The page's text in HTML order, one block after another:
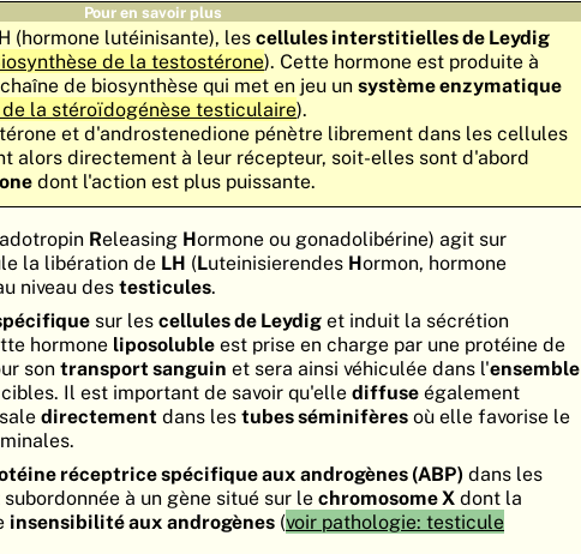
Pour en savoir plus
(hormone lutéinisante), lescellules interstitielles de Leydig
de la testostérone). Cette hormone est produite à
de biosynthèse qui met en jeu unsystème enzymatique
de la stéroïdogénèse testiculaire).
et d'androstenedione pénètre librement dans les cellules
alors directement à leur récepteur, soit-elles sont d'abord
dont l'action est plus puissante.
Releasing Hormone ou gonadolibérine) agit sur
la libération de LH (Luteinisierendes Hormon, hormone
niveau des testicules.
sur les cellules de Leydig et induit la sécrétion
hormone liposoluble est prise en charge par une protéine de
son transport sanguin et sera ainsi véhiculée dans l'ensemble
Il est important de savoir qu'elle diffuse également
directement dans les tubes séminifères où elle favorise le
réceptrice spécifique aux androgènes (ABP) dans les
à un gène situé sur lechromosome X dont la
insensibilité aux androgènes (voir pathologie: testicule